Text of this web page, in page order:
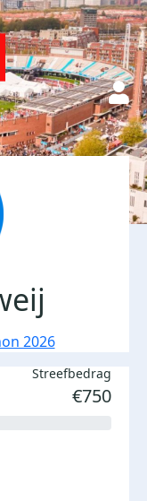
2026
Streefbedrag
€750